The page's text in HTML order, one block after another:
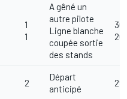
1
1
A gêné un
autre pilote
Ligne blanche
coupée sortie
des stands
2
Départ
anticipé